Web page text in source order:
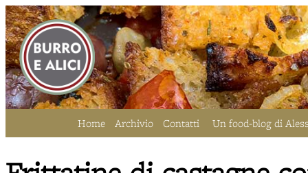
Home Archivio Contatti Un food-blog di